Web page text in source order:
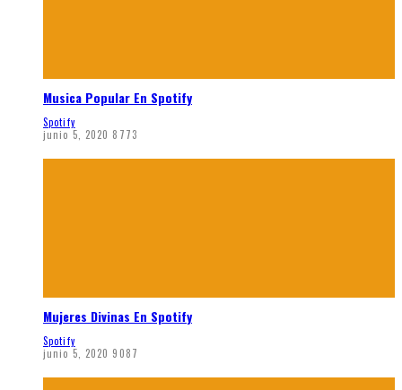
Musica Popular En Spotify
Spotify
junio 5, 2020 8773
Mujeres Divinas En Spotify
Spotify
junio 5, 2020 9087